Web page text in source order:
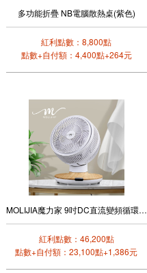
多功能折疊 NB電腦散熱桌(紫色)
紅利點數：8,800點
點數+自付額：4,400點+264元
MOLIJIA魔力家 9吋DC直流變頻循環風扇(桌上型)
紅利點數：46,200點
點數+自付額：23,100點+1,386元